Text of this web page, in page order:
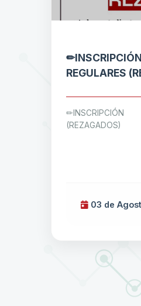
REGULARES
✏INSCRIPCIÓN
(REZAGADOS)
03 de